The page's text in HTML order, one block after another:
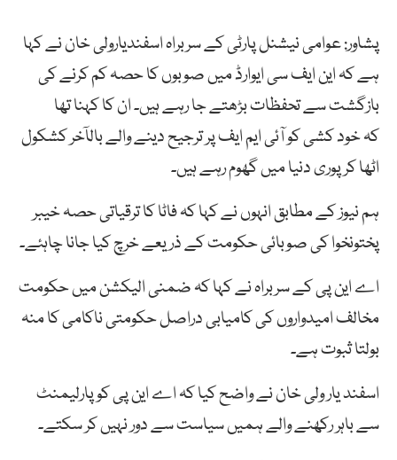
پشاور: عوامی نیشنل پارٹی کے سربراہ اسفندیارولی خان نے کہا
ہے کہ این ایف سی ایوارڈ میں صوبوں کا حصہ کم کرنے کی
بازگشت سے تحفظات بڑھتے جا رہے ہیں۔ ان کا کہنا تھا
کہ خود کشی کو آئی ایم ایف پر ترجیح دینے والے بالآخر کشکول
اٹھا کر پوری دنیا میں گھوم رہے ہیں۔
ہم نیوز کے مطابق انہوں نے کہا کہ فاٹا کا ترقیاتی حصہ خیبر
پختونخوا کی صوبائی حکومت کے ذریعے خرچ کیا جانا چاہئے۔
اے این پی کے سربراہ نے کہا کہ ضمنی الیکشن میں حکومت
مخالف امیدواروں کی کامیابی دراصل حکومتی ناکامی کا منہ
بولتا ثبوت ہے۔
اسفند یار ولی خان نے واضح کیا کہ اے این پی کو پارلیمنٹ
سے باہر رکھنے والے ہمیں سیاست سے دور نہیں کر سکتے۔